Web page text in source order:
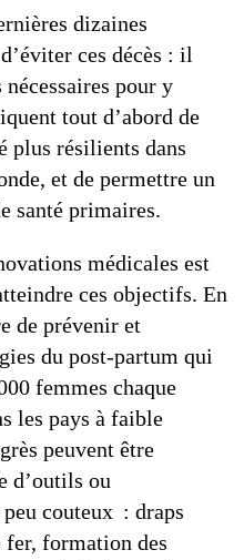
dizaines
ces décès : il
pour y
tout d’abord de
plus résilients dans
et de permettre un
santé primaires.
médicales est
ces objectifs. En
de prévenir et
du post-partum qui
femmes chaque
les pays à faible
peuvent être
d’outils ou
couteux : draps
formation des